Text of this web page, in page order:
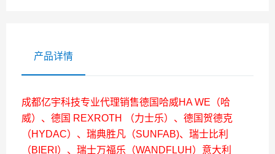
产品详情
成都亿宇科技专业代理销售德国哈威HA WE（哈
威）、德国 REXROTH （力士乐）、德国贺德克
（HYDAC）、瑞典胜凡（SUNFAB)、瑞士比利
（BIERI）、瑞士万福乐（WANDFLUH）意大利